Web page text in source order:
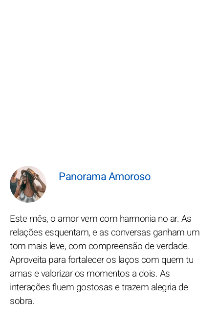
Panorama Amoroso
Este mês, o amor vem com harmonia no ar. As
relações esquentam, e as conversas ganham um
tom mais leve, com compreensão de verdade.
Aproveita para fortalecer os laços com quem tu
amas e valorizar os momentos a dois. As
interações fluem gostosas e trazem alegria de
sobra.